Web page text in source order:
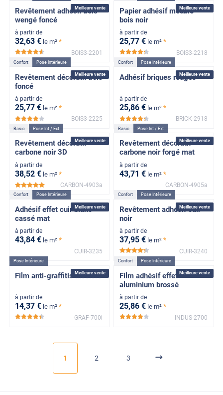
Meilleure vente
Revêtement adhésif bois
wengé foncé
à partir de
32,63 € le m² *
*****
BOIS3-2201
Meilleure vente
Papier adhésif meuble
bois noir
à partir de
25,77 € le m² *
*****
BOIS3-2218
Meilleure vente
Confort Pose Intérieure
Revêtement décoratif bois
foncé
à partir de
25,77 € le m² *
*****
BOIS3-2225
Meilleure vente
Confort Pose Intérieure
Adhésif briques rouges
à partir de
25,86 € le m² *
*****
BRICK-2918
Meilleure vente
Basic Pose Int / Ext
Revêtement décoratif
carbone noir 3D
à partir de
38,52 € le m² *
*****
CARBON-4903a
Meilleure vente
Basic Pose Int / Ext
Revêtement décoratif
carbone noir forgé mat
à partir de
43,71 € le m² *
CARBON-4905a
Meilleure vente
Confort Pose Intérieure
Adhésif effet cuir blanc
cassé mat
à partir de
43,84 € le m² *
CUIR-3235
Meilleure vente
Confort Pose Intérieure
Revêtement adhésif cuir
noir
à partir de
37,95 € le m² *
*****
CUIR-3240
Meilleure vente
Pose Intérieure
Film anti-graffitis incolore
à partir de
14,37 € le m² *
*****
GRAF-700i
Meilleure vente
Confort Pose Intérieure
Film adhésif effet
aluminium brossé
à partir de
25,86 € le m² *
*****
INDUS-2700
1 2 3